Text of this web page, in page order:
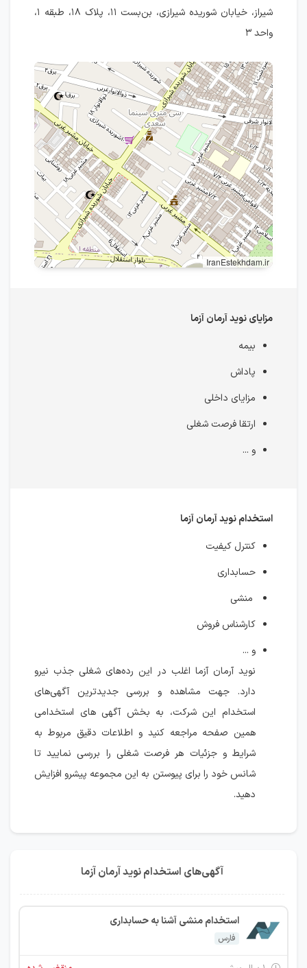
شیراز، خیابان شوریده شیرازی، بن‌بست ۱۱، پلاک ۱۸، طبقه ۱،
واحد ۳
IranEstekhdam.ir
مزایای نوید آرمان آزما
بیمه
پاداش
مزایای داخلی
ارتقا فرصت شغلی
و ...
استخدام نوید آرمان آزما
کنترل کیفیت
حسابداری
منشی‌
کارشناس فروش
و ...
نوید آرمان آزما اغلب در این رده‌های شغلی جذب نیرو
دارد. جهت مشاهده و بررسی جدیدترین آگهی‌های
استخدام این شرکت، به بخش آگهی های استخدامی
همین صفحه مراجعه کنید و اطلاعات دقیق مربوط به
شرایط و جزئیات هر فرصت شغلی را بررسی نمایید تا
شانس خود را برای پیوستن به این مجموعه پیشرو افزایش
دهید.
آگهی‌های استخدام نوید آرمان آزما
استخدام منشی آشنا به حسابداری
فارس